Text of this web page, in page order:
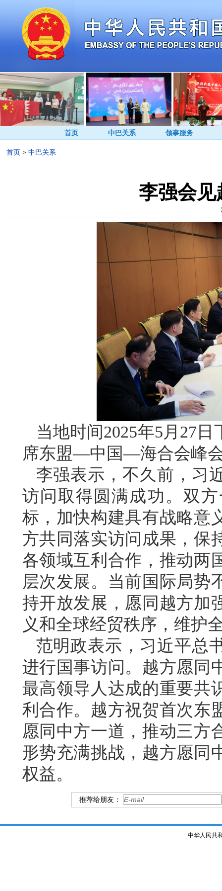
首页 中巴关系 领事服务
首页 > 中巴关系
李强会见
当地时间2025年5月27
席东盟—中国—海合会峰
李强表示，不久前，习
访问取得圆满成功。双
标，加快构建具有战略意
方共同落实访问成果，保
各领域互利合作，推动两
层次发展。当前国际局势
持开放发展，愿同越方加
义和全球经贸秩序，维护
范明政表示，习近平总
进行国事访问。越方愿同
最高领导人达成的重要共
利合作。越方祝贺首次东
愿同中方一道，推动三方
形势充满挑战，越方愿同
权益。
推荐给朋友：
中华人民共